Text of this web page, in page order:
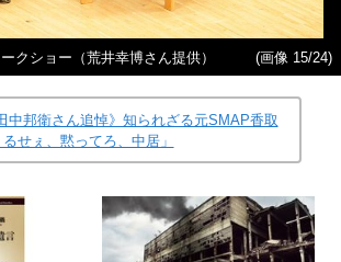
クショー（荒井幸博さん提供） (画像 15/24)
中邦衛さん追悼》知られざる元SMAP香取
せぇ、黙ってろ、中居」